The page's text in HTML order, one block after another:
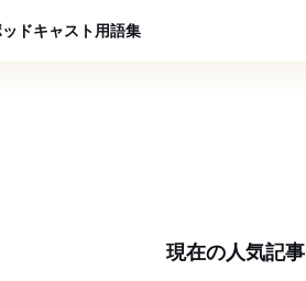
ドキャスト用語集
現在の人気記事